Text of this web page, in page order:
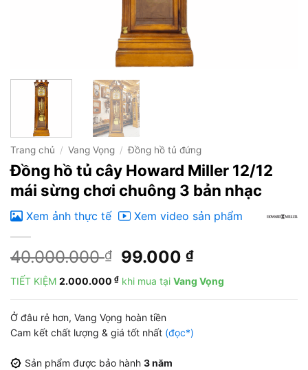
Trang chủ / Vang Vọng / Đồng hồ tủ đứng
Đồng hồ tủ cây Howard Miller 12/12
mái sừng chơi chuông 3 bản nhạc
Xem ảnh thực tế Xem video sản phẩm
40.000.000₫
Giá
gốc
là:
99.000₫Giá
hiện
tại
TIẾT KIỆM 2.000.000 ₫ khi mua tại Vang Vọng
Ở đâu rẻ hơn, Vang Vọng hoàn tiền
Cam kết chất lượng & giá tốt nhất (đọc*)
Sản phẩm được bảo hành 3 năm